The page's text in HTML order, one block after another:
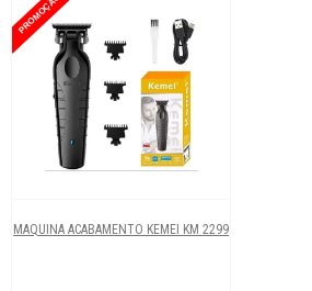
PROMOÇÃO
MAQUINA ACABAMENTO KEMEI KM 2299